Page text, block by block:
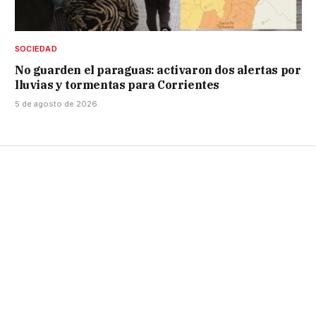
SOCIEDAD
No guarden el paraguas: activaron dos alertas por
lluvias y tormentas para Corrientes
5 de agosto de 2026